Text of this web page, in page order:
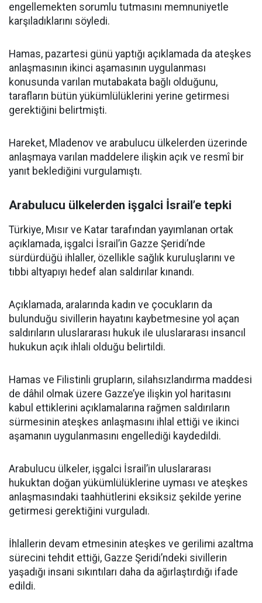
engellemekten sorumlu tutmasını memnuniyetle
karşıladıklarını söyledi.
Hamas, pazartesi günü yaptığı açıklamada da ateşkes
anlaşmasının ikinci aşamasının uygulanması
konusunda varılan mutabakata bağlı olduğunu,
tarafların bütün yükümlülüklerini yerine getirmesi
gerektiğini belirtmişti.
Hareket, Mladenov ve arabulucu ülkelerden üzerinde
anlaşmaya varılan maddelere ilişkin açık ve resmî bir
yanıt beklediğini vurgulamıştı.
Arabulucu ülkelerden işgalci İsrail’e tepki
Türkiye, Mısır ve Katar tarafından yayımlanan ortak
açıklamada, işgalci İsrail’in Gazze Şeridi’nde
sürdürdüğü ihlaller, özellikle sağlık kuruluşlarını ve
tıbbi altyapıyı hedef alan saldırılar kınandı.
Açıklamada, aralarında kadın ve çocukların da
bulunduğu sivillerin hayatını kaybetmesine yol açan
saldırıların uluslararası hukuk ile uluslararası insancıl
hukukun açık ihlali olduğu belirtildi.
Hamas ve Filistinli grupların, silahsızlandırma maddesi
de dâhil olmak üzere Gazze’ye ilişkin yol haritasını
kabul ettiklerini açıklamalarına rağmen saldırıların
sürmesinin ateşkes anlaşmasını ihlal ettiği ve ikinci
aşamanın uygulanmasını engellediği kaydedildi.
Arabulucu ülkeler, işgalci İsrail’in uluslararası
hukuktan doğan yükümlülüklerine uyması ve ateşkes
anlaşmasındaki taahhütlerini eksiksiz şekilde yerine
getirmesi gerektiğini vurguladı.
İhlallerin devam etmesinin ateşkes ve gerilimi azaltma
sürecini tehdit ettiği, Gazze Şeridi’ndeki sivillerin
yaşadığı insani sıkıntıları daha da ağırlaştırdığı ifade
edildi.